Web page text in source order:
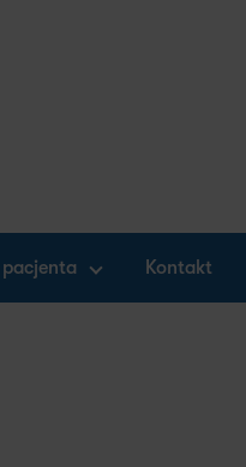
pacjenta Kontakt